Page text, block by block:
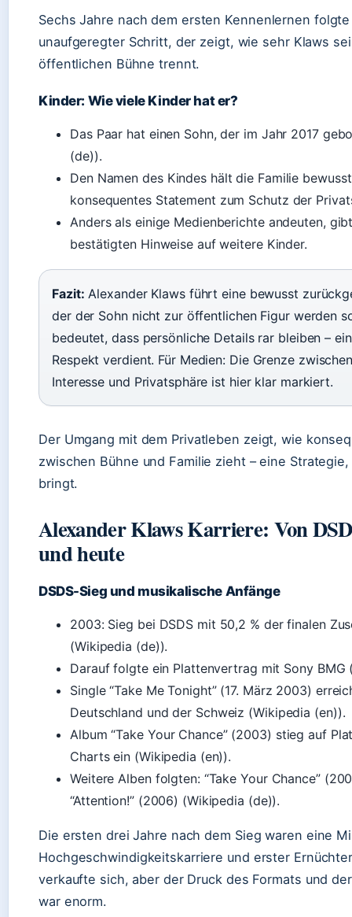
Sechs Jahre nach dem ersten Kennenlernen
unaufgeregter Schritt, der zeigt, wie sehr Klaws
öffentlichen Bühne trennt.
Kinder: Wie viele Kinder hat er?
Das Paar hat einen Sohn, der im Jahr 2017
(de)).
Den Namen des Kindes hält die Familie
konsequentes Statement zum Schutz der
Anders als einige Medienberichte andeuten,
bestätigten Hinweise auf weitere Kinder.
Fazit: Alexander Klaws führt eine bewusst
der der Sohn nicht zur öffentlichen Figur werden
bedeutet, dass persönliche Details rar bleiben –
Respekt verdient. Für Medien: Die Grenze
Interesse und Privatsphäre ist hier klar markiert.
Der Umgang mit dem Privatleben zeigt, wie
zwischen Bühne und Familie zieht – eine
bringt.
Alexander Klaws Karriere: Von
und heute
DSDS-Sieg und musikalische Anfänge
2003: Sieg bei DSDS mit 50,2 % der finalen
(Wikipedia (de)).
Darauf folgte ein Plattenvertrag mit Sony BMG
Single “Take Me Tonight” (17. März 2003)
Deutschland und der Schweiz (Wikipedia (en)).
Album “Take Your Chance” (2003) stieg auf
Charts ein (Wikipedia (en)).
Weitere Alben folgten: “Take Your Chance”
“Attention!” (2006) (Wikipedia (de)).
Die ersten drei Jahre nach dem Sieg waren eine
Hochgeschwindigkeitskarriere und erster
verkaufte sich, aber der Druck des Formats und
war enorm.